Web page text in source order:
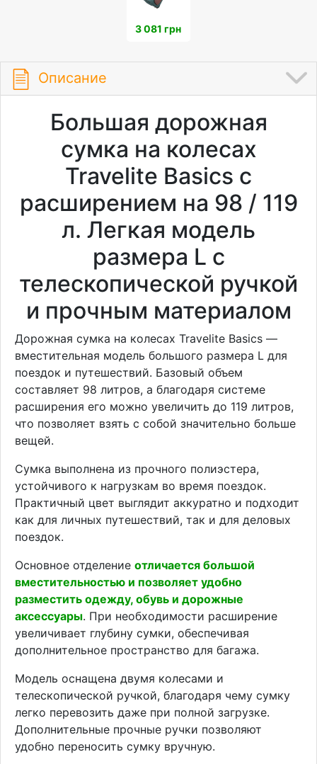
3 081 грн
Описание
Большая дорожная
сумка на колесах
Travelite Basics с
расширением на 98 / 119
л. Легкая модель
размера L с
телескопической ручкой
и прочным материалом
Дорожная сумка на колесах Travelite Basics —
вместительная модель большого размера L для
поездок и путешествий. Базовый объем
составляет 98 литров, а благодаря системе
расширения его можно увеличить до 119 литров,
что позволяет взять с собой значительно больше
вещей.
Сумка выполнена из прочного полиэстера,
устойчивого к нагрузкам во время поездок.
Практичный цвет выглядит аккуратно и подходит
как для личных путешествий, так и для деловых
поездок.
Основное отделение отличается большой
вместительностью и позволяет удобно
разместить одежду, обувь и дорожные
аксессуары. При необходимости расширение
увеличивает глубину сумки, обеспечивая
дополнительное пространство для багажа.
Модель оснащена двумя колесами и
телескопической ручкой, благодаря чему сумку
легко перевозить даже при полной загрузке.
Дополнительные прочные ручки позволяют
удобно переносить сумку вручную.